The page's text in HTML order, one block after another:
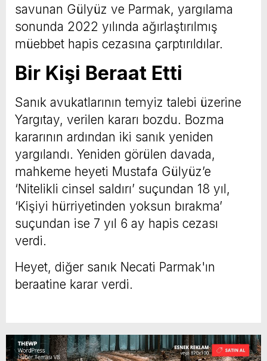
savunan Gülyüz ve Parmak, yargılama
sonunda 2022 yılında ağırlaştırılmış
müebbet hapis cezasına çarptırıldılar.
Bir Kişi Beraat Etti
Sanık avukatlarının temyiz talebi üzerine
Yargıtay, verilen kararı bozdu. Bozma
kararının ardından iki sanık yeniden
yargılandı. Yeniden görülen davada,
mahkeme heyeti Mustafa Gülyüz’e
‘Nitelikli cinsel saldırı’ suçundan 18 yıl,
‘Kişiyi hürriyetinden yoksun bırakma’
suçundan ise 7 yıl 6 ay hapis cezası
verdi.
Heyet, diğer sanık Necati Parmak'ın
beraatine karar verdi.